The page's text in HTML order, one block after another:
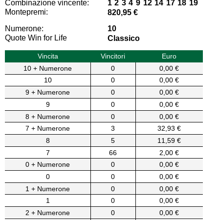
Combinazione vincente:
1 2 3 4 9 12 14 17 18 19
Montepremi:
820,95 €
Numerone:
10
Quote Win for Life
Classico
Vincita Vincitori
Euro
10 + Numerone
0
0,00 €
10
0
0,00 €
9 + Numerone
0
0,00 €
9
0
0,00 €
8 + Numerone
0
0,00 €
7 + Numerone
3
32,93 €
8
5
11,59 €
7
66
2,00 €
0 + Numerone
0
0,00 €
0
0
0,00 €
1 + Numerone
0
0,00 €
1
0
0,00 €
2 + Numerone
0
0,00 €